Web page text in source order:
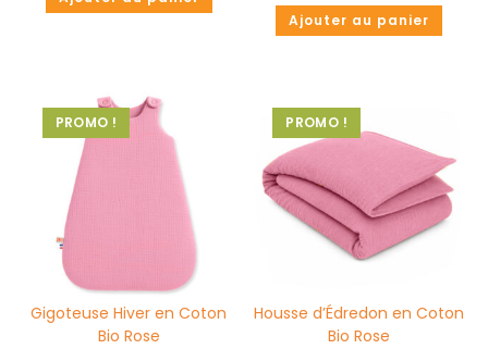
Ajouter au panier
PROMO !
Gigoteuse Hiver en Coton
Bio Rose
PROMO !
Housse d’Édredon en Coton
Bio Rose